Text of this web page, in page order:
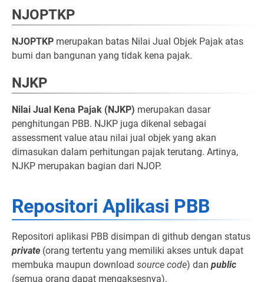
NJOPTKP
NJOPTKP merupakan batas Nilai Jual Objek Pajak atas
bumi dan bangunan yang tidak kena pajak.
NJKP
Nilai Jual Kena Pajak (NJKP) merupakan dasar
penghitungan PBB. NJKP juga dikenal sebagai
assessment value atau nilai jual objek yang akan
dimasukan dalam perhitungan pajak terutang. Artinya,
NJKP merupakan bagian dari NJOP.
Repositori Aplikasi PBB
Repositori aplikasi PBB disimpan di github dengan status
private (orang tertentu yang memiliki akses untuk dapat
membuka maupun download source code) dan public
(semua orang dapat mengaksesnya).